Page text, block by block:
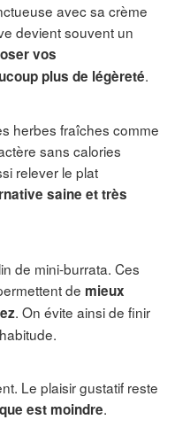
avec sa crème
devient souvent un
vos
plus de légèreté.
herbes fraîches comme
sans calories
relever le plat
saine et très
de mini-burrata. Ces
de mieux
. On évite ainsi de finir
Le plaisir gustatif reste
est moindre.